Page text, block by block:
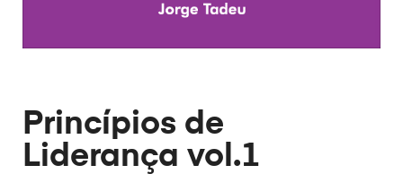
Princípios de
Liderança vol.1